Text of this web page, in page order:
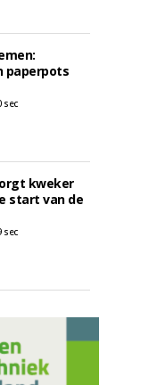
paperpots
sec
kweker
start van de
sec